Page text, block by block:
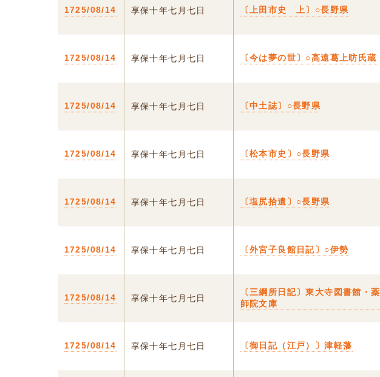
1725/08/14 享保十年七月七日 〔上田市史 上〕○長野県
1725/08/14 享保十年七月七日 〔今は夢の世〕○高遠葛上昉氏蔵
1725/08/14 享保十年七月七日 〔中土誌〕○長野県
1725/08/14 享保十年七月七日 〔松本市史〕○長野県
1725/08/14 享保十年七月七日 〔塩尻拾遺〕○長野県
1725/08/14 享保十年七月七日 〔外宮子良館日記〕○伊勢
1725/08/14 享保十年七月七日
〔三綱所日記〕東大寺図書館・薬
師院文庫
1725/08/14 享保十年七月七日 〔御日記（江戸）〕津軽藩